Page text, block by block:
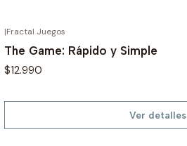
|Fractal Juegos
The Game: Rápido y Simple
$12.990
Ver detalles